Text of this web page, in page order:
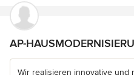
AP-
Wir realisieren innovative und